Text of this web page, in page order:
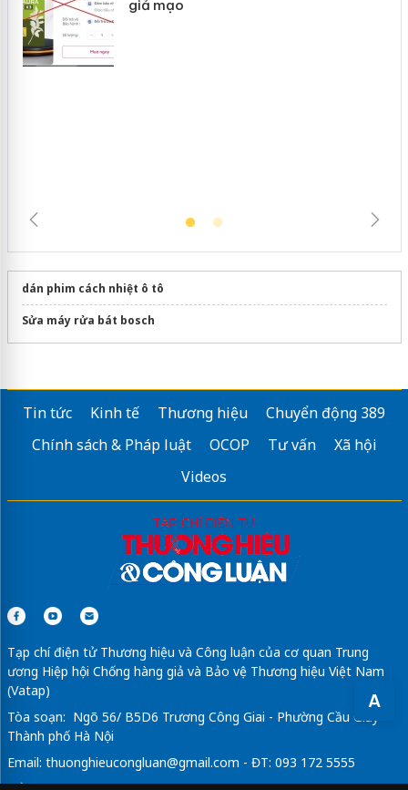
A
dán phim cách nhiệt ô tô
Sửa máy rửa bát bosch
Tin tức Kinh tế Thương hiệu
Chuyển động 389
Chính sách & Pháp luật
OCOP Tư vấn
Xã hội
Videos
Tạp chí điện tử Thương hiệu và Công luận của cơ quan Trung
ương Hiệp hội Chống hàng giả và Bảo vệ Thương hiệu Việt Nam
(Vatap)
Tòa soạn: Ngõ 56/ B5D6 Trương Công Giai - Phường Cầu Giấy -
Thành phố Hà Nội
Email: thuonghieucongluan@gmail.com - ĐT: 093 172 5555